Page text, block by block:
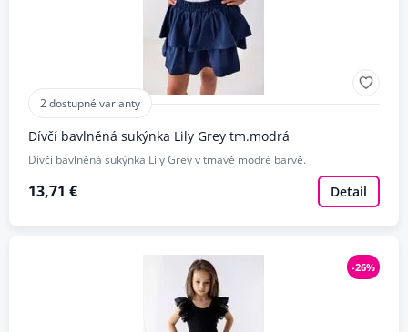
2 dostupné varianty
Dívčí bavlněná sukýnka Lily Grey tm.modrá
Dívčí bavlněná sukýnka Lily Grey v tmavě modré barvě.
13,71 € Detail
-26%